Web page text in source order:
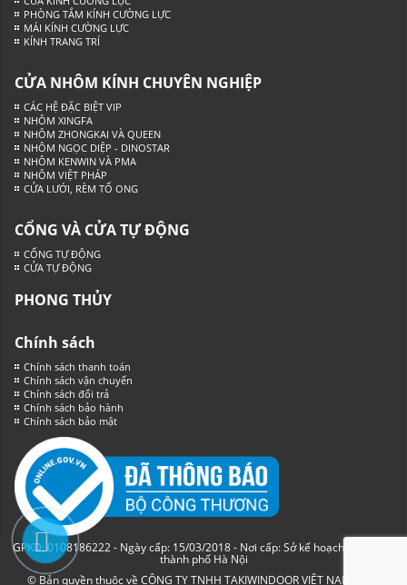
PHÒNG TẮM KÍNH CƯỜNG LỰC
MÁI KÍNH CƯỜNG LỰC
KÍNH TRANG TRÍ
CỬA NHÔM KÍNH CHUYÊN NGHIỆP
CÁC HỆ ĐẶC BIỆT VIP
NHÔM XINGFA
NHÔM ZHONGKAI VÀ QUEEN
NHÔM NGỌC DIỆP - DINOSTAR
NHÔM KENWIN VÀ PMA
NHÔM VIỆT PHÁP
CỬA LƯỚI, RÈM TỔ ONG
CỔNG VÀ CỬA TỰ ĐỘNG
CỔNG TỰ ĐỘNG
CỬA TỰ ĐỘNG
PHONG THỦY
Chính sách
Chính sách thanh toán
Chính sách vận chuyển
Chính sách đổi trả
Chính sách bảo hành
Chính sách bảo mật
GPKD: 0108186222 - Ngày cấp: 15/03/2018 - Nơi cấp: Sở kế hoạch và đầu tư
thành phố Hà Nội
© Bản quyền thuộc về CÔNG TY TNHH TAKIWINDOOR VIỆT NAM